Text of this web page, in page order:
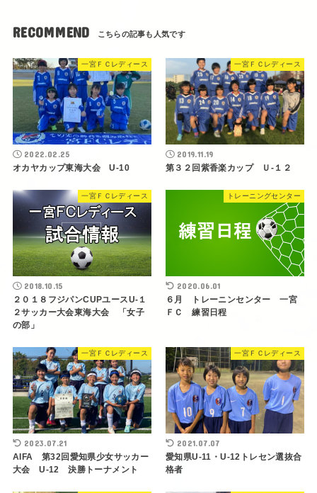
RECOMMEND
一宮ＦＣレディース
2022.02.25
オカヤカップ東海大会 U-10
一宮ＦＣレディース
2019.11.19
第３２回紫香楽カップ Ｕ-１２
一宮ＦＣレディース
2018.10.15
２０１８フジパンCUPユースU-１
２サッカー大会東海大会 「女子
の部」
トレーニングセンター
2020.06.01
６月 トレーニンセンター 一宮
ＦＣ 練習日程
一宮ＦＣレディース
2023.07.21
AIFA 第32回愛知県少女サッカー
大会 U-12 決勝トーナメント
一宮ＦＣレディース
2021.07.07
愛知県U-11・U-12トレセン選抜合
格者